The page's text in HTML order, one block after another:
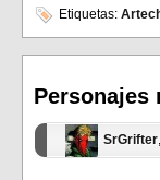
en
Facebook
(Se
abre
ventana
nueva)
en
(Se
abre
Etiquetas:
Personajes
SrGrifter